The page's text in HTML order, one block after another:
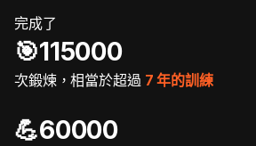
完成了
🎯️115000
次鍛煉，相當於超過 7 年的訓練
💪60000